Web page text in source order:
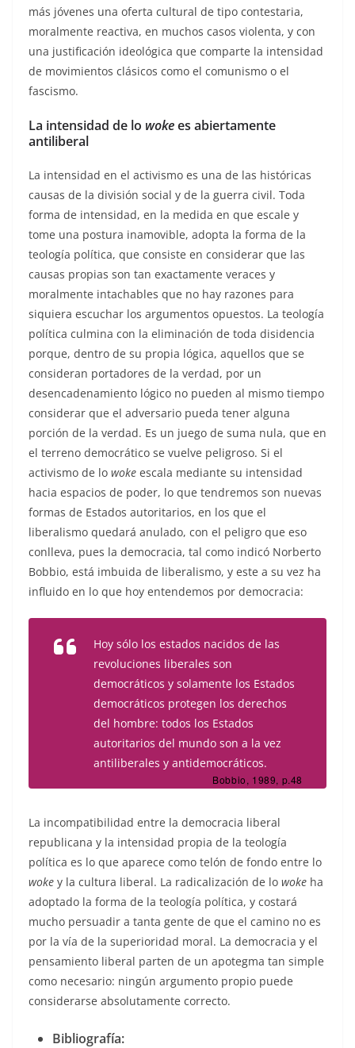
más jóvenes una oferta cultural de tipo contestaria,
moralmente reactiva, en muchos casos violenta, y con
una justificación ideológica que comparte la intensidad
de movimientos clásicos como el comunismo o el
fascismo.
La intensidad de lo wokees abiertamente
antiliberal
La intensidad en el activismo es una de las históricas
causas de la división social y de la guerra civil. Toda
forma de intensidad, en la medida en que escale y
tome una postura inamovible, adopta la forma de la
teología política, que consiste en considerar que las
causas propias son tan exactamente veraces y
moralmente intachables que no hay razones para
siquiera escuchar los argumentos opuestos. La teología
política culmina con la eliminación de toda disidencia
porque, dentro de su propia lógica, aquellos que se
consideran portadores de la verdad, por un
desencadenamiento lógico no pueden al mismo tiempo
considerar que el adversario pueda tener alguna
porción de la verdad. Es un juego de suma nula, que en
el terreno democrático se vuelve peligroso. Si el
activismo de lo woke escala mediante su intensidad
hacia espacios de poder, lo que tendremos son nuevas
formas de Estados autoritarios, en los que el
liberalismo quedará anulado, con el peligro que eso
conlleva, pues la democracia, tal como indicó Norberto
Bobbio, está imbuida de liberalismo, y este a su vez ha
influido en lo que hoy entendemos por democracia:
Hoy sólo los estados nacidos de las
revoluciones liberales son
democráticos y solamente los Estados
democráticos protegen los derechos
del hombre: todos los Estados
autoritarios del mundo son a la vez
antiliberales y antidemocráticos.
Bobbio, 1989, p.48
La incompatibilidad entre la democracia liberal
republicana y la intensidad propia de la teología
política es lo que aparece como telón de fondo entre lo
woke y la cultura liberal. La radicalización de lo woke ha
adoptado la forma de la teología política, y costará
mucho persuadir a tanta gente de que el camino no es
por la vía de la superioridad moral. La democracia y el
pensamiento liberal parten de un apotegma tan simple
como necesario: ningún argumento propio puede
considerarse absolutamente correcto.
Bibliografía: